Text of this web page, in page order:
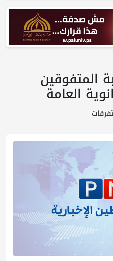
المتفوقين
العامة